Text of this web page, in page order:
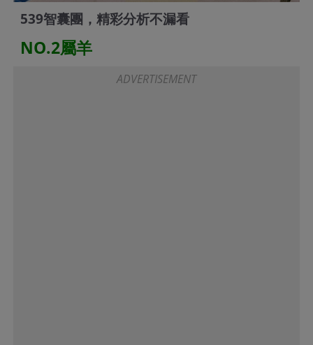
539智囊團，精彩分析不漏看
NO.2屬羊